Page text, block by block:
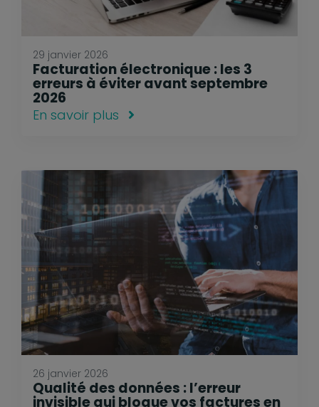
29 janvier 2026
Facturation électronique : les 3
erreurs à éviter avant septembre
2026
En savoir plus
26 janvier 2026
Qualité des données : l’erreur
invisible qui bloque vos factures en